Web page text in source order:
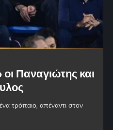
Παναγιώτης και
τρόπαιο, απέναντι στον